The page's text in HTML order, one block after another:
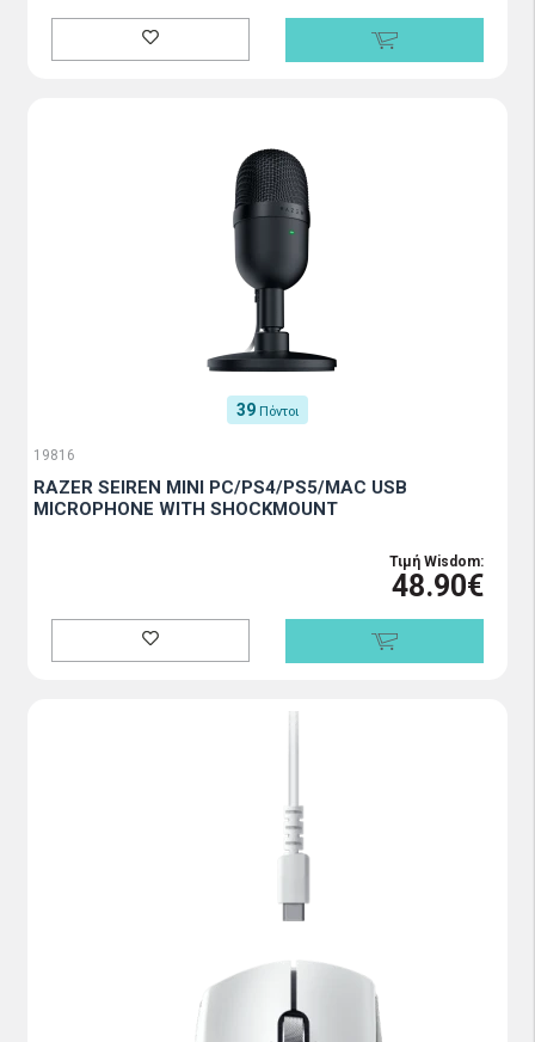
39 Πόντοι
19816
RAZER SEIREN MINI PC/PS4/PS5/MAC USB
MICROPHONE WITH SHOCKMOUNT
Τιμή Wisdom:
48.90€